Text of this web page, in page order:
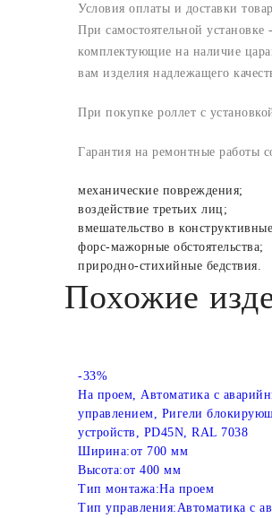
Условия оплаты и доставки
При самостоятельной
комплектующие на наличие
вам изделия надлежащего
При покупке роллет с
Гарантия на ремонтные работы
механические повреждения;
воздействие третьих лиц;
вмешательство в
форс-мажорные обстоятельства;
природно-стихийные бедствия.
Похожие
-33%
На проем, Автоматика с
управлением, Ригели
устройств, PD45N, RAL 7038
Ширина:от 700 мм
Высота:от 400 мм
Тип монтажа:На проем
Тип управления: Автоматика с